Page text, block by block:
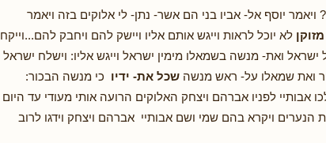
ויאמר יוסף אל- אביו בני הם אשר- נתן- לי אלוקים בזה ויאמר
לא יוכל לראות וייגש אותם אליו ויישק להם ויחבק להם...וייקח
ואת- מנשה בשמאלו מימין ישראל וייגש אליו: וישלח ישראל
ואת שמאלו על- ראש מנשה שכל את- ידיו כי מנשה הבכור:
אבותיי לפניו אברהם ויצחק האלוקים הרועה אותי מעודי עד היום
הנערים ויקרא בהם שמי ושם אבותיי אברהם ויצחק וידגו לרוב